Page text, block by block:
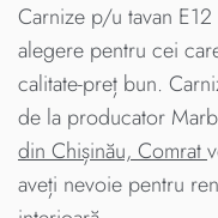
Carnize p/u tavan
alegere pentru cei
calitate-preț bun.
de la producator
din Chișinău, Comrat
aveți nevoie pentru